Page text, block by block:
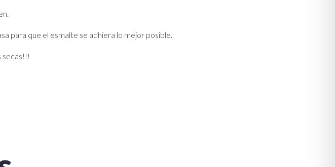
para que el esmalte se adhiera lo mejor posible.
secas!!!